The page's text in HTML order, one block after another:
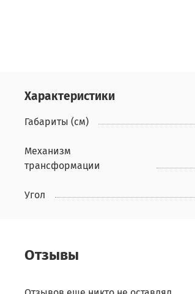
Характеристики
Габариты (см)
Механизм
трансформации
Угол
Отзывы